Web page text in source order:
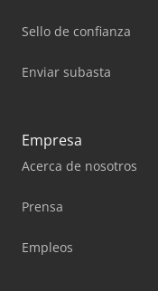
Sello de confianza
Enviar subasta
Empresa
Acerca de nosotros
Prensa
Empleos